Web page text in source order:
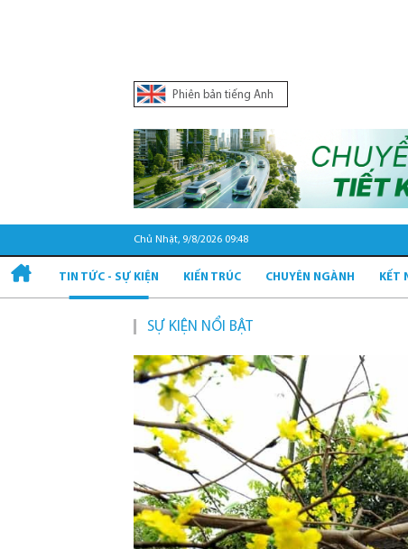
Phiên bản tiếng Anh
Chủ Nhật, 9/8/2026 09:48
TIN TỨC - SỰ KIỆN KIẾN TRÚC CHUYÊN NGÀNH KẾT
SỰ KIỆN NỔI BẬT